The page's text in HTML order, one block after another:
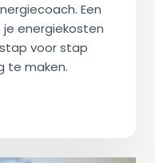
Een
energiekosten
voor stap
te maken.